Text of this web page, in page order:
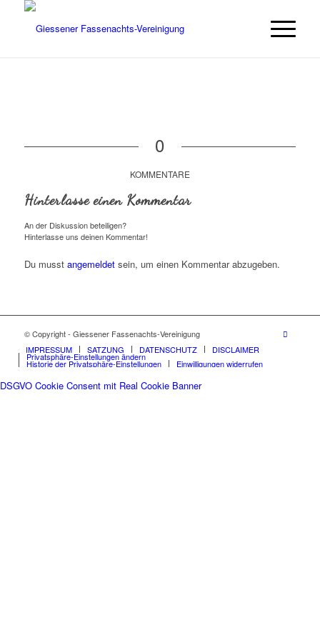
0
KOMMENTARE
Hinterlasse einen Kommentar
An der Diskussion beteiligen?
Hinterlasse uns deinen Kommentar!
Du musst angemeldetsein, um einen Kommentar abzugeben.
© Copyright - Giessener Fassenachts-Vereinigung
IMPRESSUM
SATZUNG DATENSCHUTZ DISCLAIMER
Privatsphäre-Einstellungen ändern
Historie der Privatsphäre-Einstellungen Einwilligungen widerrufen
DSGVO Cookie Consent mit Real Cookie Banner